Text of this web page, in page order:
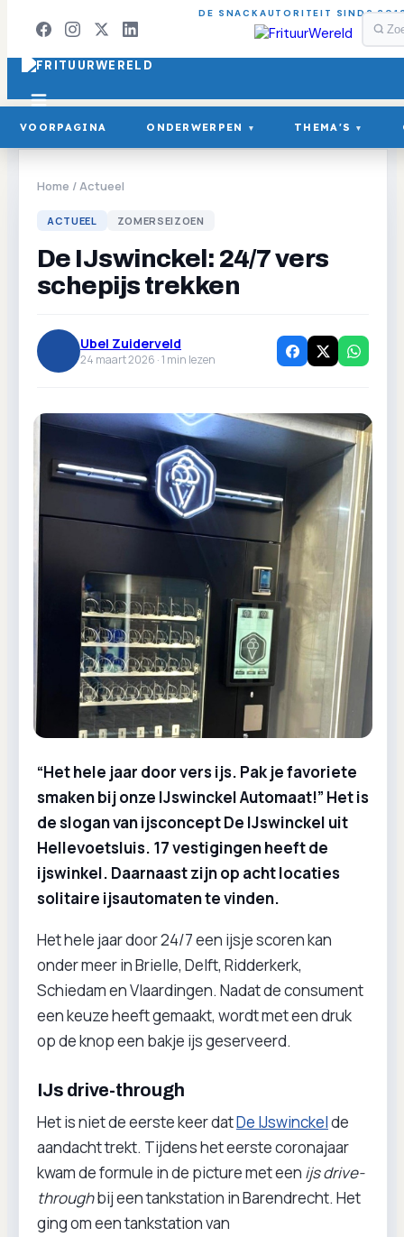
DE SNACKAUTORITEIT SINDS
VOORPAGINA ONDERWERPEN ▾ THEMA'S ▾
Home /Actueel
ACTUEEL ZOMERSEIZOEN
De IJswinckel: 24/7 vers
schepijs trekken
Ubel Zuiderveld
24 maart 2026 ·1 min lezen
“Het hele jaar door vers ijs. Pak je favoriete
smaken bij onze IJswinckel Automaat!” Het is
de slogan van ijsconcept De IJswinckel uit
Hellevoetsluis. 17 vestigingen heeft de
ijswinkel. Daarnaast zijn op acht locaties
solitaire ijsautomaten te vinden.
Het hele jaar door 24/7 een ijsje scoren kan
onder meer in Brielle, Delft, Ridderkerk,
Schiedam en Vlaardingen. Nadat de consument
een keuze heeft gemaakt, wordt met een druk
op de knop een bakje ijs geserveerd.
IJs drive-through
Het is niet de eerste keer datDe IJswinckelde
aandacht trekt. Tijdens het eerste coronajaar
kwam de formule in de picture met een ijs drive-
throughbij een tankstation in Barendrecht. Het
ging om een tankstation van